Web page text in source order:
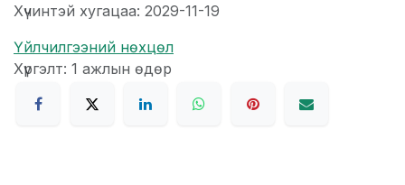
Хүчинтэй хугацаа: 2029-11-19
Үйлчилгээний нөхцөл
Хүргэлт: 1 ажлын өдөр